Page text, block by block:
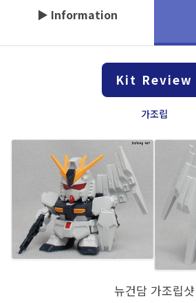
▶ Information
Kit Review
가조립
뉴건담 가조립샷